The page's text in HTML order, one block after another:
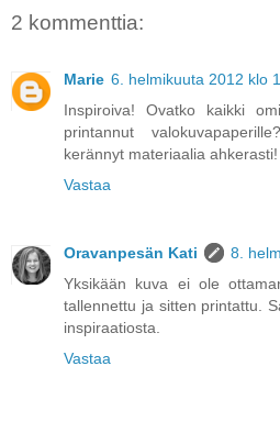
2 kommenttia:
Marie 6. helmikuuta 2012 klo
Inspiroiva! Ovatko kaikki
printannut
kerännyt materiaalia ahkerasti!
Vastaa
Oravanpesän Kati
8.
Yksikään kuva ei ole
tallennettu ja sitten printattu.
inspiraatiosta.
Vastaa